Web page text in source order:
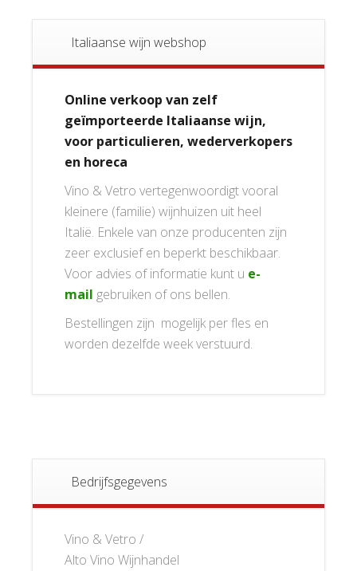
Italiaanse wijn webshop
Online verkoop van zelf
geïmporteerde Italiaanse wijn,
voor particulieren, wederverkopers
en horeca
Vino & Vetro vertegenwoordigt vooral
kleinere (familie) wijnhuizen uit heel
Italië. Enkele van onze producenten zijn
zeer exclusief en beperkt beschikbaar.
Voor advies of informatie kunt u e-
mail gebruiken of ons bellen.
Bestellingen zijn mogelijk per fles en
worden dezelfde week verstuurd.
Bedrijfsgegevens
Vino & Vetro /
Alto Vino Wijnhandel